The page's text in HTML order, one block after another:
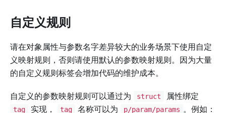
自定义规则
请在对象属性与参数名字差异较大的业务场景下使用自定
义映射规则，否则请使用默认的参数映射规则。因为大量
的自定义规则标签会增加代码的维护成本。
自定义的参数映射规则可以通过为 struct 属性绑定
tag 实现， tag 名称可以为 p/param/params 。例如：